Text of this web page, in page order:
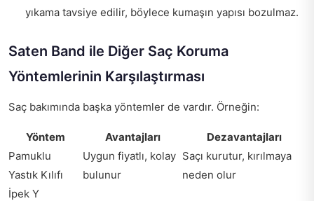
yıkama tavsiye edilir, böylece kumaşın yapısı bozulmaz.
Saten Band ile Diğer Saç Koruma
Yöntemlerinin Karşılaştırması
Saç bakımında başka yöntemler de vardır. Örneğin:
Yöntem Avantajları
Dezavantajları
Pamuklu
Yastık Kılıfı
Uygun fiyatlı, kolay
bulunur
Saçı kurutur, kırılmaya
neden olur
İpek Y